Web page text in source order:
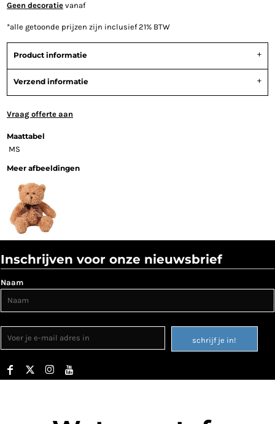
Geen decoratie vanaf
*alle getoonde prijzen zijn inclusief 21% BTW
Product informatie
Verzend informatie
Vraag offerte aan
Maattabel
MS
Meer afbeeldingen
Inschrijven voor onze nieuwsbrief
Naam
schrijf je in!